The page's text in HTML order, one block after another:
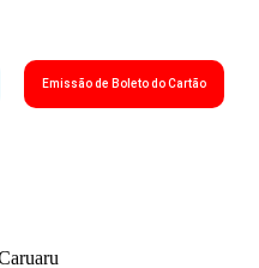
Emissão de Boleto do Cartão